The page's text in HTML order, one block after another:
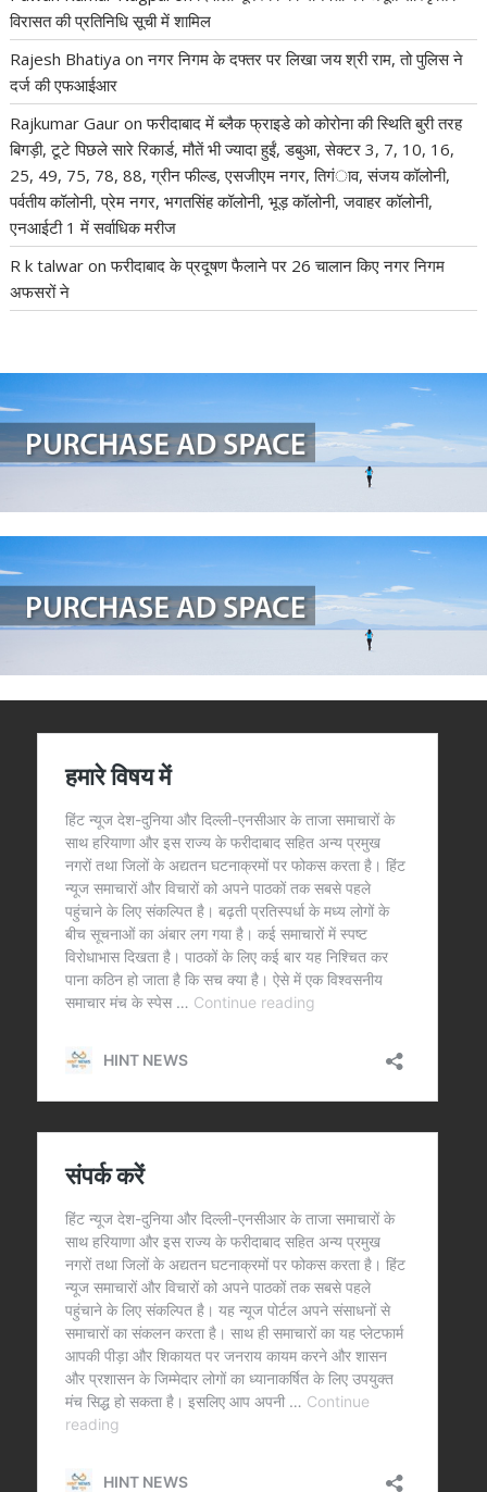
विरासत की प्रतिनिधि सूची में शामिल
Rajesh Bhatiya onनगर निगम के दफ्तर पर लिखा जय श्री राम, तो पुलिस ने
दर्ज की एफआईआर
Rajkumar Gaur onफरीदाबाद में ब्लैक फ्राइडे को कोरोना की स्थिति बुरी तरह
बिगड़ी, टूटे पिछले सारे रिकार्ड, मौतें भी ज्यादा हुईं, डबुआ, सेक्टर 3, 7, 10, 16,
25, 49, 75, 78, 88, ग्रीन फील्ड, एसजीएम नगर, तिगंाव, संजय कॉलोनी,
पर्वतीय कॉलोनी, प्रेम नगर, भगतसिंह कॉलोनी, भूड़ कॉलोनी, जवाहर कॉलोनी,
एनआईटी 1 में सर्वाधिक मरीज
R k talwar onफरीदाबाद के प्रदूषण फैलाने पर 26 चालान किए नगर निगम
अफसरों ने